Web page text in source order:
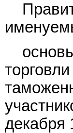
декабря